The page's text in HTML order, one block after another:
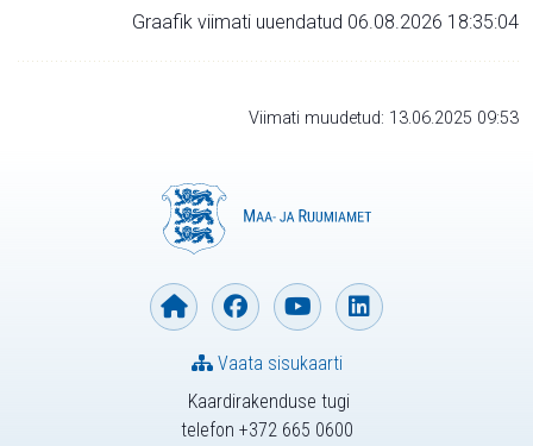
Graafik viimati uuendatud 06.08.2026 18:35:04
Viimati muudetud: 13.06.2025 09:53
Kaardirakenduse tugi
telefon +372 665 0600
Vaata sisukaarti